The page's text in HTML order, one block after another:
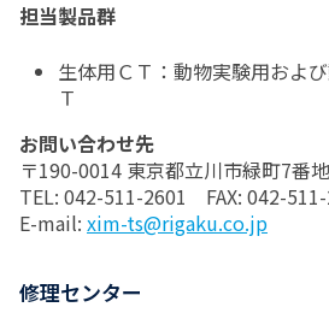
担当製品群
生体用ＣＴ：動物実験用およ
Ｔ
お問い合わせ先
〒190-0014 東京都立川市緑町7
TEL: 042-511-2601 FAX: 042-
E-mail: xim-ts@rigaku.co.jp
修理センター